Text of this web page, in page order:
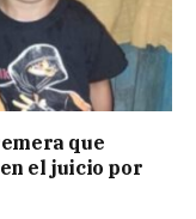
que
el juicio por